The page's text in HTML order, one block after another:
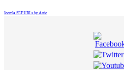
Joomla SEF URLs by Artio